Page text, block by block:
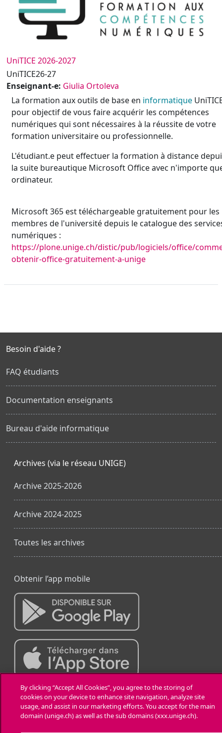
UniTICE 2026-2027
UniTICE26-27
Enseignant-e: Giulia Ortoleva
La formation aux outils de base en informatique
pour objectif de vous faire acquérir les compétences
numériques qui sont nécessaires à la réussite de votre
formation universitaire ou professionnelle.
L'étudiant.e peut effectuer la formation à distance
la suite bureautique Microsoft Office avec n'importe
ordinateur.
Microsoft 365 est téléchargeable gratuitement pour les
membres de l'université depuis le catalogue des
numériques :
https://plone.unige.ch/distic/pub/logiciels/office/
obtenir-office-gratuitement-a-unige
Besoin d'aide ?
FAQ étudiants
Documentation enseignants
Bureau d'aide informatique
Archives (via le réseau UNIGE)
Archive 2025-2026
Archive 2024-2025
Toutes les archives
Obtenir l’app mobile
By clicking “Accept All Cookies”, you agree to the storing of
cookies on your device to enhance site navigation, analyze site
usage, and assist in our marketing efforts. You accept for the main
domain (unige.ch) as well as the sub domains (xxx.unige.ch).